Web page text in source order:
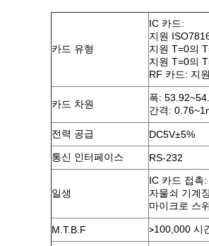
카드 유형
IC 카드:
지원
지원 T=0의
지원 T=0의
RF 카드: 지
카드 차원
폭:
간격:
전력 공급
DC5V±5%
통신 인터페이스
RS-232
일생
IC 카드 접촉
자물쇠 기계
마이크로 스
M.T.B.F >100,000 시